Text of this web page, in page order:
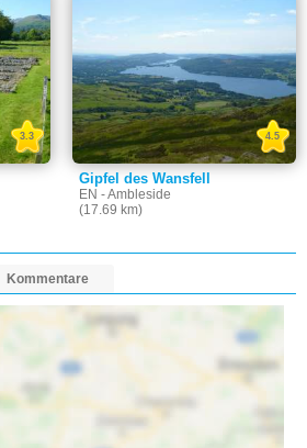
3.3
Gipfel des Wansfell
EN - Ambleside
(17.69 km)
4.5
Kommentare